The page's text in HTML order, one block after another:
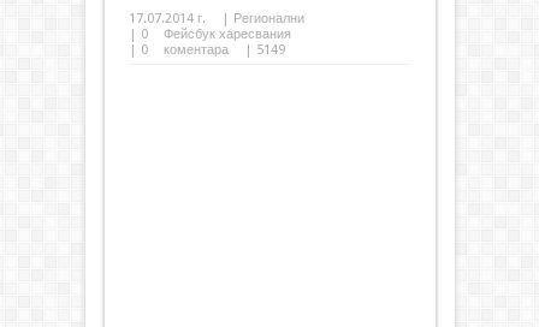
17.07.2014 г. | Регионални
| 0
Фейсбук харесвания
| 0 коментара | 5149